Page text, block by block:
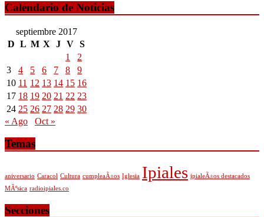
Calendario de Noticias
septiembre 2017
D L M X J V S
1
2
3
4 5 6 7 8
9
10 11 12 13 14 15 16
17 18 19 20 21 22 23
24 25 26 27 28 29 30
« Ago
Oct »
Temas
aniversario Caracol Cultura cumpleaÃ±os Iglesia Ipiales ipialeÃ±os destacados
MÃºsica radioipiales.co
Secciones